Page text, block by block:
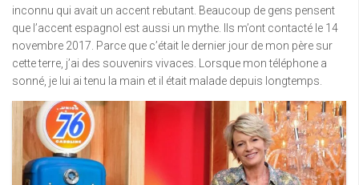
inconnu qui avait un accent rebutant. Beaucoup de gens pensent
que l’accent espagnol est aussi un mythe. Ils m’ont contacté le 14
novembre 2017. Parce que c’était le dernier jour de mon père sur
cette terre, j’ai des souvenirs vivaces. Lorsque mon téléphone a
sonné, je lui ai tenu la main et il était malade depuis longtemps.